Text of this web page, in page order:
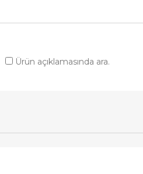
Ürün açıklamasında ara.